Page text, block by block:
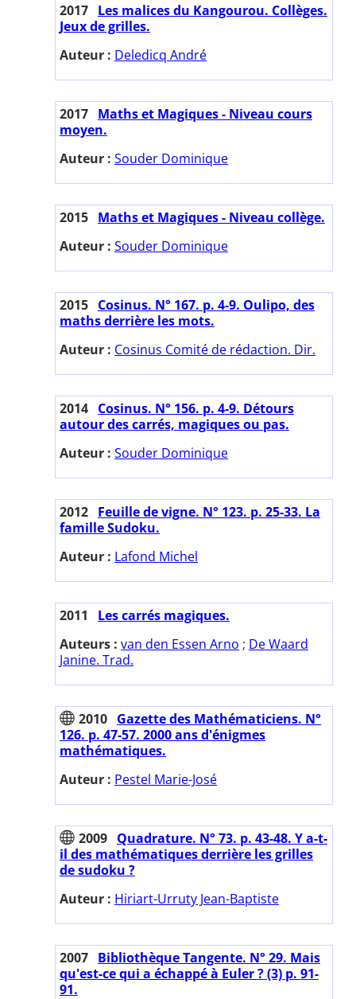
2017 Les malices du Kangourou. Collèges.
Jeux de grilles.
Auteur : Deledicq André
2017 Maths et Magiques - Niveau cours
moyen.
Auteur : Souder Dominique
2015 Maths et Magiques - Niveau collège.
Auteur : Souder Dominique
2015 Cosinus. N° 167. p. 4-9. Oulipo, des
maths derrière les mots.
Auteur : Cosinus Comité de rédaction. Dir.
2014 Cosinus. N° 156. p. 4-9. Détours
autour des carrés, magiques ou pas.
Auteur : Souder Dominique
2012 Feuille de vigne. N° 123. p. 25-33. La
famille Sudoku.
Auteur : Lafond Michel
2011
Les carrés magiques.
Auteurs : van den Essen Arno ; De Waard
Janine. Trad.
2010 Gazette des Mathématiciens. N°
126. p. 47-57. 2000 ans d'énigmes
mathématiques.
Auteur : Pestel Marie-José
2009 Quadrature. N° 73. p. 43-48. Y a-t-
il des mathématiques derrière les grilles
de sudoku ?
Auteur : Hiriart-Urruty Jean-Baptiste
2007 Bibliothèque Tangente. N° 29. Mais
qu'est-ce qui a échappé à Euler ? (3) p. 91-
91.